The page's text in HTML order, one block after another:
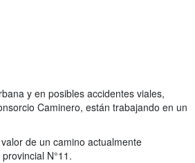
y en posibles accidentes viales,
Caminero, están trabajando en un
de un camino actualmente
N°11.